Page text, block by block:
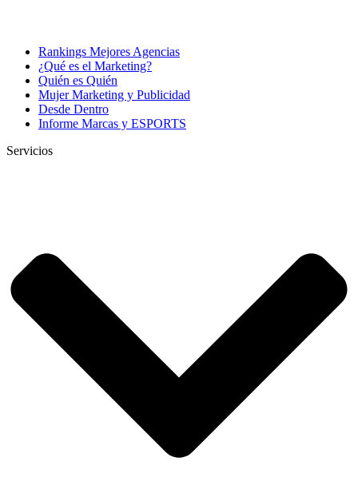
Rankings Mejores Agencias
¿Qué es el Marketing?
Quién es Quién
Mujer Marketing y Publicidad
Desde Dentro
Informe Marcas y ESPORTS
Servicios